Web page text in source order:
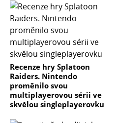
Recenze hry Splatoon
Raiders. Nintendo
proměnilo svou
multiplayerovou sérii ve
skvělou singleplayerovku